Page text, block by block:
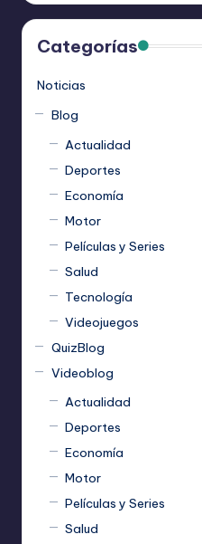
Categorías
Noticias
Blog
Actualidad
Deportes
Economía
Motor
Películas y Series
Salud
Tecnología
Videojuegos
QuizBlog
Videoblog
Actualidad
Deportes
Economía
Motor
Películas y Series
Salud